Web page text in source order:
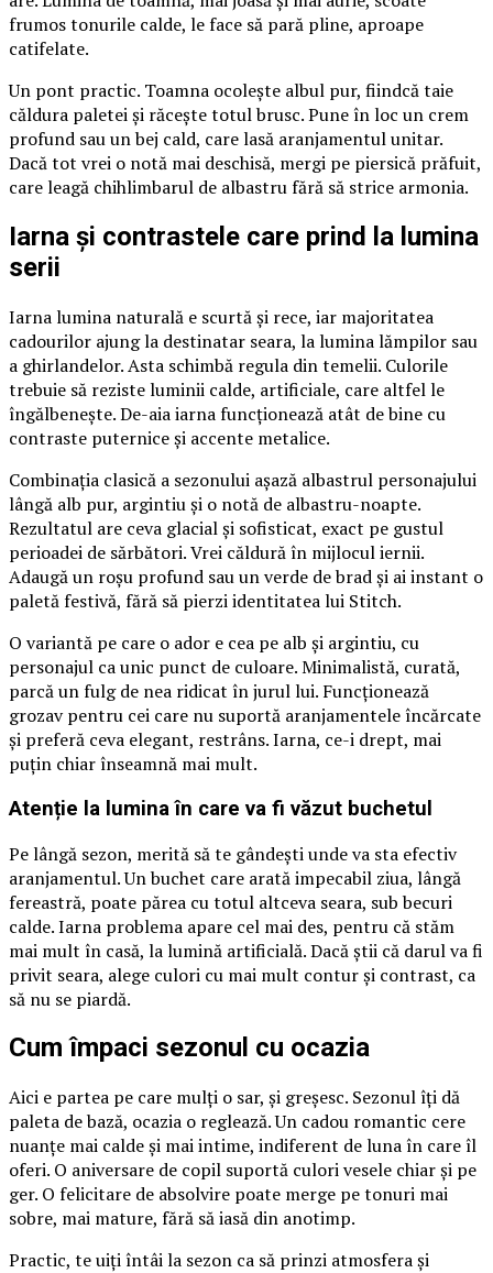
frumos tonurile calde, le face să pară pline, aproape
catifelate.
Un pont practic. Toamna ocolește albul pur, fiindcă taie
căldura paletei și răcește totul brusc. Pune în loc un crem
profund sau un bej cald, care lasă aranjamentul unitar.
Dacă tot vrei o notă mai deschisă, mergi pe piersică prăfuit,
care leagă chihlimbarul de albastru fără să strice armonia.
Iarna și contrastele care prind la lumina
serii
Iarna lumina naturală e scurtă și rece, iar majoritatea
cadourilor ajung la destinatar seara, la lumina lămpilor sau
a ghirlandelor. Asta schimbă regula din temelii. Culorile
trebuie să reziste luminii calde, artificiale, care altfel le
îngălbenește. De-aia iarna funcționează atât de bine cu
contraste puternice și accente metalice.
Combinația clasică a sezonului așază albastrul personajului
lângă alb pur, argintiu și o notă de albastru-noapte.
Rezultatul are ceva glacial și sofisticat, exact pe gustul
perioadei de sărbători. Vrei căldură în mijlocul iernii.
Adaugă un roșu profund sau un verde de brad și ai instant o
paletă festivă, fără să pierzi identitatea lui Stitch.
O variantă pe care o ador e cea pe alb și argintiu, cu
personajul ca unic punct de culoare. Minimalistă, curată,
parcă un fulg de nea ridicat în jurul lui. Funcționează
grozav pentru cei care nu suportă aranjamentele încărcate
și preferă ceva elegant, restrâns. Iarna, ce-i drept, mai
puțin chiar înseamnă mai mult.
Atenție la lumina în care va fi văzut buchetul
Pe lângă sezon, merită să te gândești unde va sta efectiv
aranjamentul. Un buchet care arată impecabil ziua, lângă
fereastră, poate părea cu totul altceva seara, sub becuri
calde. Iarna problema apare cel mai des, pentru că stăm
mai mult în casă, la lumină artificială. Dacă știi că darul va fi
privit seara, alege culori cu mai mult contur și contrast, ca
să nu se piardă.
Cum împaci sezonul cu ocazia
Aici e partea pe care mulți o sar, și greșesc. Sezonul îți dă
paleta de bază, ocazia o reglează. Un cadou romantic cere
nuanțe mai calde și mai intime, indiferent de luna în care îl
oferi. O aniversare de copil suportă culori vesele chiar și pe
ger. O felicitare de absolvire poate merge pe tonuri mai
sobre, mai mature, fără să iasă din anotimp.
Practic, te uiți întâi la sezon ca să prinzi atmosfera și